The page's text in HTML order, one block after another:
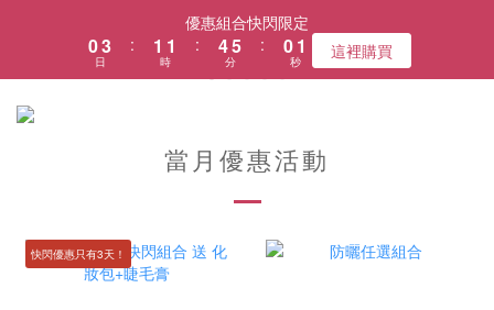
優惠組合快閃限定
03
2
日
:
1
0
1
0
時
:
5
4
3
6
5
4
0
分
:
1
0
2
1
0
秒 這裡購買
當月優惠活動
快閃優惠只有3天！